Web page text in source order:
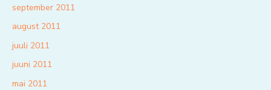
september 2011
august 2011
juuli 2011
juuni 2011
mai 2011